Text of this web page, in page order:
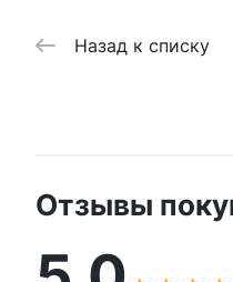
Назад к списку
Отзывы